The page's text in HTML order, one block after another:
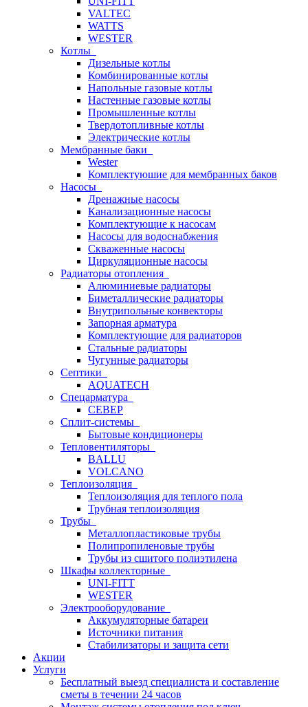
VALTEC
WATTS
WESTER
Котлы
Дизельные котлы
Комбинированные котлы
Напольные газовые котлы
Настенные газовые котлы
Промышленные котлы
Твердотопливные котлы
Электрические котлы
Мембранные баки
Wester
Комплектуюшие для мембранных баков
Насосы
Дренажные насосы
Канализационные насосы
Комплектующие к насосам
Насосы для водоснабжения
Скваженные насосы
Циркуляционные насосы
Радиаторы отопления
Алюминиевые радиаторы
Биметаллические радиаторы
Внутрипольные конвекторы
Запорная арматура
Комплектующие для радиаторов
Стальные радиаторы
Чугунные радиаторы
Септики
AQUATECH
Спецарматура
СЕВЕР
Сплит-системы
Бытовые кондиционеры
Тепловентиляторы
BALLU
VOLCANO
Теплоизоляция
Теплоизоляция для теплого пола
Трубная теплоизоляция
Трубы
Металлопластиковые трубы
Полипропиленовые трубы
Трубы из сшитого полиэтилена
Шкафы коллекторные
UNI-FITT
WESTER
Электрооборудование
Аккумуляторные батареи
Источники питания
Стабилизаторы и защита сети
Акции
Услуги
Бесплатный выезд специалиста и составление
сметы в течении 24 часов